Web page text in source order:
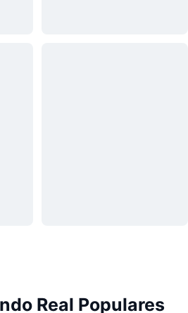
Real Populares